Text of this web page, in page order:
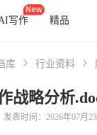
写作 精品
库 行业资料
战略分析
发表时间：2026年07月23